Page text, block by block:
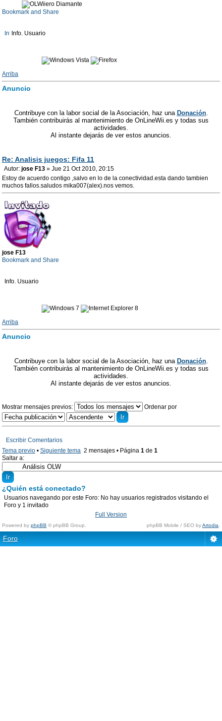
Info. Usuario
Arriba
Anuncio
Contribuye con la labor social de la Asociación, haz una Donación.
También contribuirás al mantenimiento de OnLineWii.es y todas sus
actividades.
Al instante dejarás de ver estos anuncios.
Re: Analisis juegos: Fifa 11
Autor: jose F13 » Jue 21 Oct 2010, 20:15
Estoy de acuerdo contigo ,salvo en lo de la conectividad.esta dando tambien
muchos fallos.saludos mika007(alex).nos vemos.
jose F13
Info. Usuario
Arriba
Anuncio
Contribuye con la labor social de la Asociación, haz una Donación.
También contribuirás al mantenimiento de OnLineWii.es y todas sus
actividades.
Al instante dejarás de ver estos anuncios.
Mostrar mensajes previos: Ordenar por
Escribir Comentarios
Tema previo • Siguiente tema 2 mensajes • Página 1 de 1
Saltar a:
¿Quién está conectado?
Usuarios navegando por este Foro: No hay usuarios registrados visitando el
Foro y 1 invitado
Full Version
Powered by phpBB © phpBB Group. phpBB Mobile / SEO byArtodia.
Foro